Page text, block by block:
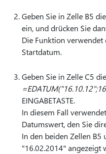
Geben Sie in Zelle B5
ein, und drücken Sie
Die Funktion verwendet
Startdatum.
Geben Sie in Zelle C5
EINGABETASTE.
In diesem Fall
Datumswert, den Sie
In den beiden Zellen B5
"16.02.2014" angezeigt